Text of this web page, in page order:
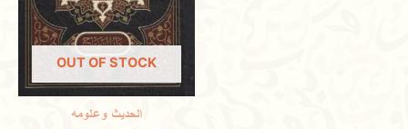
OUT OF STOCK
الحديث وعلومه